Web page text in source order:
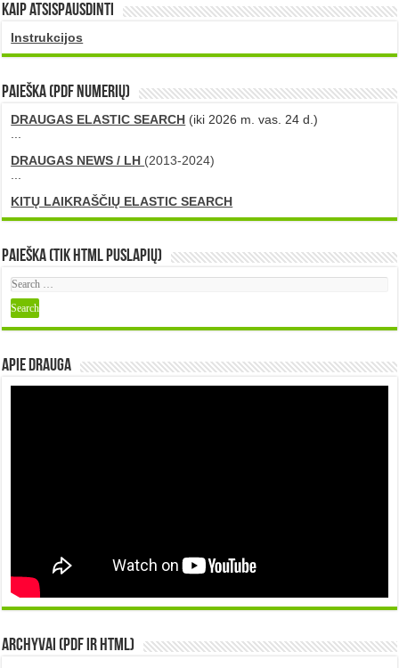
Kaip atsispausdinti
Instrukcijos
PAIEŠKA (PDF numerių)
DRAUGAS ELASTIC SEARCH (iki 2026 m. vas. 24 d.)
DRAUGAS NEWS / LH (2013-2024)
KITŲ LAIKRAŠČIŲ ELASTIC SEARCH
Paieška (tik HTML puslapių)
Apie DRAUGA
Archyvai (PDF ir HTML)